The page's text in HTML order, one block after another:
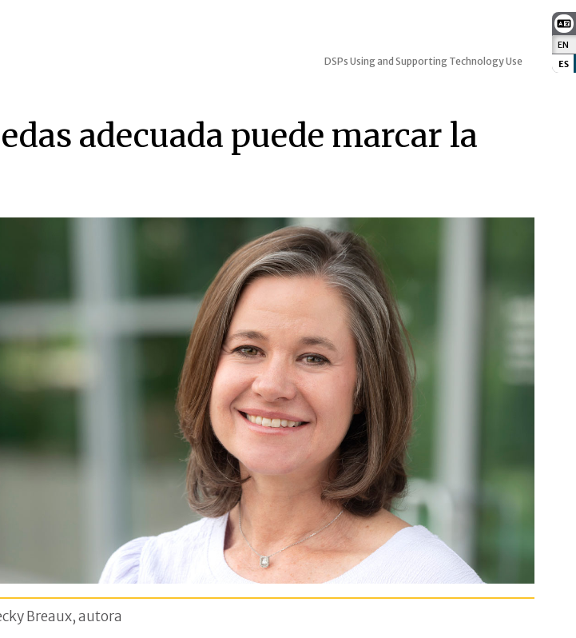
EN
ES
DSPs Using and Supporting Technology Use
adecuada puede marcar la
en Facebook.
página en LinkedIn.
en Pinterest.
página por correo electrónico.
Breaux, autora